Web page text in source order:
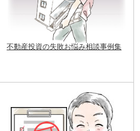
不動産投資の失敗お悩み相談事例集